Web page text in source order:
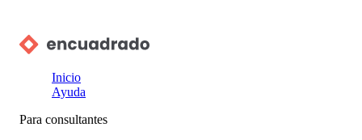
Inicio
Ayuda
Para consultantes